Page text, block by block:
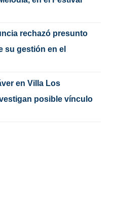
rechazó presunto
su gestión en el
en Villa Los
posible vínculo